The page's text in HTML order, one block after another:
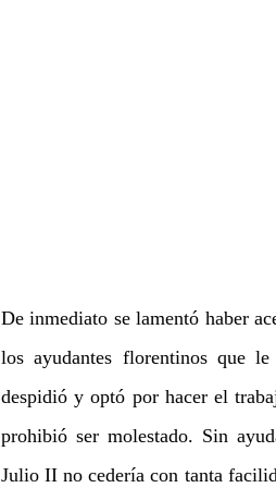
De inmediato se lamentó haber
los ayudantes florentinos que
despidió y optó por hacer el
prohibió ser molestado. Sin
Julio II no cedería con tanta